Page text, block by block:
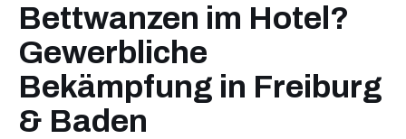
Bettwanzen im Hotel?
Gewerbliche
Bekämpfung in Freiburg
& Baden